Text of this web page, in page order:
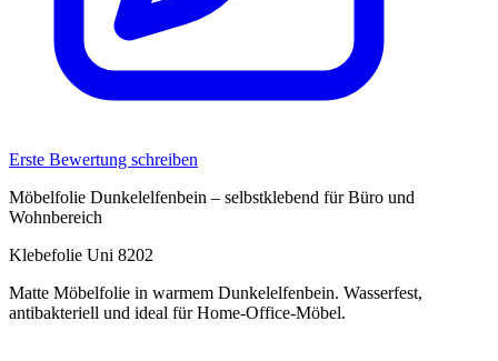
Erste Bewertung schreiben
Möbelfolie Dunkelelfenbein – selbstklebend für Büro und
Wohnbereich
Klebefolie Uni 8202
Matte Möbelfolie in warmem Dunkelelfenbein. Wasserfest,
antibakteriell und ideal für Home-Office-Möbel.